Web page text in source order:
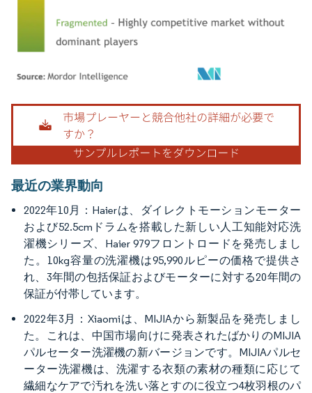
画像 © Mordor Intelligence。再利用にはCC BY 4.0の表示が必要です。
最近の業界動向
2022年10月：Haierは、ダイレクトモーションモーター
および52.5cmドラムを搭載した新しい人工知能対応洗
濯機シリーズ、Haier 979フロントロードを発売しまし
た。10kg容量の洗濯機は95,990ルピーの価格で提供さ
れ、3年間の包括保証およびモーターに対する20年間の
保証が付帯しています。
2022年3月：Xiaomiは、MIJIAから新製品を発売しまし
た。これは、中国市場向けに発表されたばかりのMIJIA
パルセーター洗濯機の新バージョンです。MIJIAパルセ
ーター洗濯機は、洗濯する衣類の素材の種類に応じて
繊細なケアで汚れを洗い落とすのに役立つ4枚羽根のパ